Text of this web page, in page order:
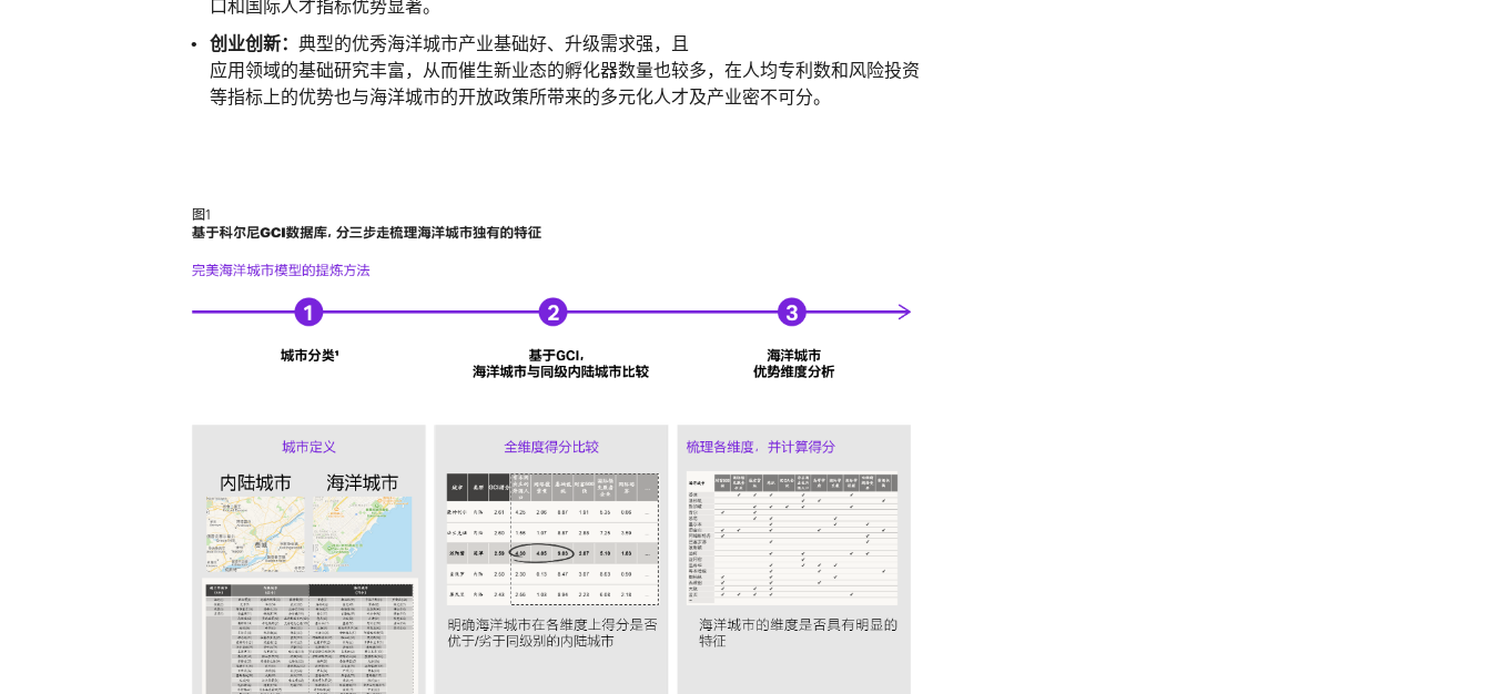
口和国际人才指标优势显著。
创业创新： 典型的优秀海洋城市产业基础好、升级需求强，且
应用领域的基础研究丰富，从而催生新业态的孵化器数量也较多，在人均专利数和风险投资
等指标上的优势也与海洋城市的开放政策所带来的多元化人才及产业密不可分。